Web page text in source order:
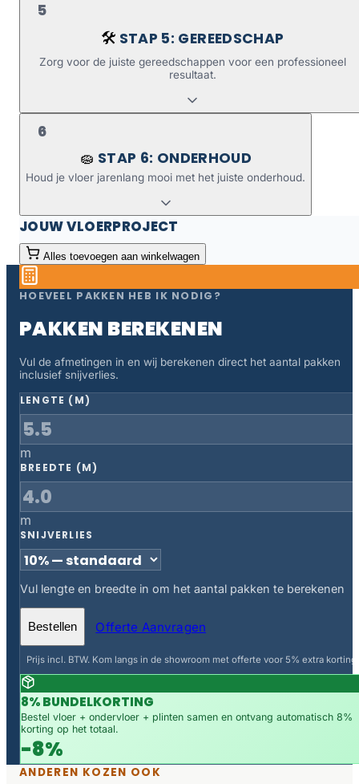
5
🛠️ STAP 5: GEREEDSCHAP
Zorg voor de juiste gereedschappen voor een professioneel
resultaat.
6
🧽 STAP 6: ONDERHOUD
Houd je vloer jarenlang mooi met het juiste onderhoud.
JOUW VLOERPROJECT
Alles toevoegen aan winkelwagen
HOEVEEL PAKKEN HEB IK NODIG?
PAKKEN BEREKENEN
Vul de afmetingen in en wij berekenen direct het aantal pakken
inclusief snijverlies.
LENGTE (M)
m
BREEDTE (M)
m
SNIJVERLIES
Vul lengte en breedte in om het aantal pakken te berekenen
Bestellen Offerte Aanvragen
Prijs incl. BTW. Kom langs in de showroom met offerte voor 5% extra korting.
8% BUNDELKORTING
Bestel vloer + ondervloer + plinten samen en ontvang automatisch 8%
korting op het totaal.
-8%
ANDEREN KOZEN OOK